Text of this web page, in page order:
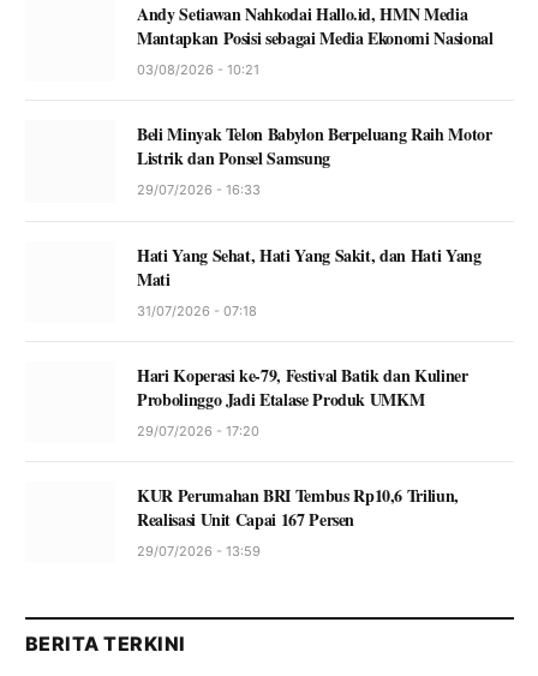
Andy Setiawan Nahkodai Hallo.id, HMN Media
Mantapkan Posisi sebagai Media Ekonomi Nasional
03/08/2026 - 10:21
Beli Minyak Telon Babylon Berpeluang Raih Motor
Listrik dan Ponsel Samsung
29/07/2026 - 16:33
Hati Yang Sehat, Hati Yang Sakit, dan Hati Yang
Mati
31/07/2026 - 07:18
Hari Koperasi ke-79, Festival Batik dan Kuliner
Probolinggo Jadi Etalase Produk UMKM
29/07/2026 - 17:20
KUR Perumahan BRI Tembus Rp10,6 Triliun,
Realisasi Unit Capai 167 Persen
29/07/2026 - 13:59
BERITA TERKINI